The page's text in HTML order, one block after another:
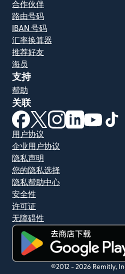
合作伙伴
路由号码
IBAN 号码
汇率换算器
推荐好友
海员
支持
帮助
关联
（在新窗口中打开）
（在新窗口中打开）
（在新窗口中打
（在新窗口
（在
用户协议
企业用户协议
隐私声明
您的隐私选择
隐私帮助中心
安全性
许可证
无障碍性
（在新窗口中打开）
©2012 - 2026 Remitly,